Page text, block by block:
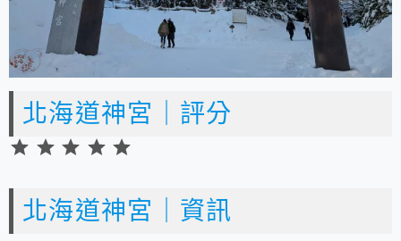
北海道神宮｜評分
⭐
⭐
：
北海道神宮｜資訊